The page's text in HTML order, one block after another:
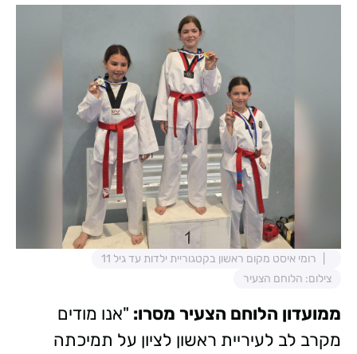
רומי איסט מקום ראשון בקטגוריית ילדות עד גיל 11
צילום: הלוחם הצעיר
ממועדון הלוחם הצעיר מסרו: "אנו מודים
מקרב לב לעיריית ראשון לציון על תמיכתה